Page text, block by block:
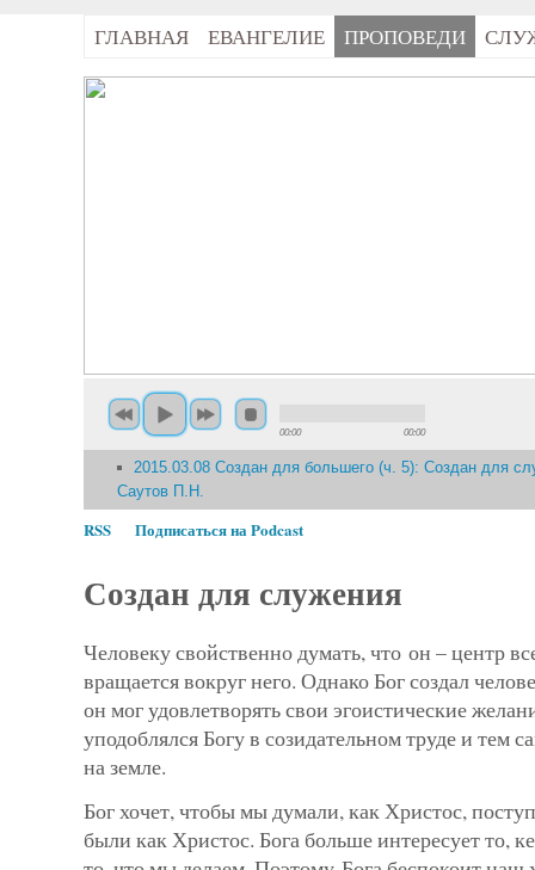
ГЛАВНАЯ ЕВАНГЕЛИЕ ПРОПОВЕДИ
00:00 00:00
2015.03.08 Создан для большего (ч. 5): Создан для
Саутов П.Н.
RSS Подписаться на Podcast
Создан для служения
Человеку свойственно думать, что он – центр
вращается вокруг него. Однако Бог создал
он мог удовлетворять свои эгоистические
уподоблялся Богу в созидательном труде и тем
на земле.
Бог хочет, чтобы мы думали, как Христос,
были как Христос. Бога больше интересует то,